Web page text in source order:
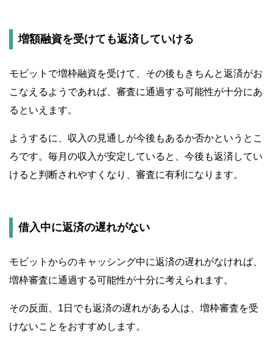
増額融資を受けても返済していける
モビットで増枠融資を受けて、その後もきちんと返済がお
こなえるようであれば、審査に通過する可能性が十分にあ
るといえます。
ようするに、収入の見通しが今後もあるか否かというとこ
ろです。毎月の収入が安定していると、今後も返済してい
けると判断されやすくなり、審査に有利になります。
借入中に返済の遅れがない
モビットからのキャッシング中に返済の遅れがなければ、
増枠審査に通過する可能性が十分に考えられます。
その反面、1日でも返済の遅れがある人は、増枠審査を受
けないことをおすすめします。